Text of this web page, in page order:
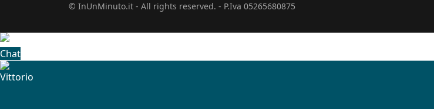
© InUnMinuto.it - All rights reserved. - P.Iva 05265680875
Chat
Vittorio